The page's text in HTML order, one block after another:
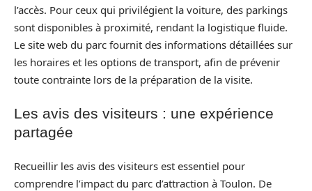
l’accès. Pour ceux qui privilégient la voiture, des parkings
sont disponibles à proximité, rendant la logistique fluide.
Le site web du parc fournit des informations détaillées sur
les horaires et les options de transport, afin de prévenir
toute contrainte lors de la préparation de la visite.
Les avis des visiteurs : une expérience
partagée
Recueillir les avis des visiteurs est essentiel pour
comprendre l’impact du parc d’attraction à Toulon. De